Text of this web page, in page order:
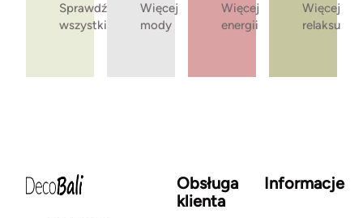
Sprawdź
wszystkie
Więcej
mody
Więcej
energii
Więcej
relaksu
Obsługa
klienta
Informacje